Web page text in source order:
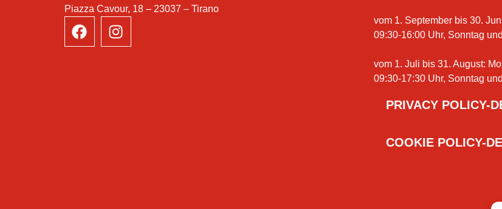
Piazza Cavour, 18 – 23037 – Tirano
vom 1. September bis 30.
09:30-16:00 Uhr, Sonntag
vom 1. Juli bis 31. August:
09:30-17:30 Uhr, Sonntag
PRIVACY POLICY-
COOKIE POLICY-DE